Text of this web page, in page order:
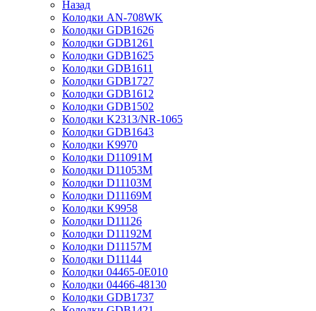
Назад
Колодки AN-708WK
Колодки GDB1626
Колодки GDB1261
Колодки GDB1625
Колодки GDB1611
Колодки GDB1727
Колодки GDB1612
Колодки GDB1502
Колодки K2313/NR-1065
Колодки GDB1643
Колодки K9970
Колодки D11091M
Колодки D11053M
Колодки D11103M
Колодки D11169M
Колодки K9958
Колодки D11126
Колодки D11192M
Колодки D11157M
Колодки D11144
Колодки 04465-0E010
Колодки 04466-48130
Колодки GDB1737